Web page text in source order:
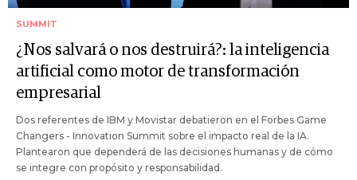
SUMMIT
¿Nos salvará o nos destruirá?: la inteligencia
artificial como motor de transformación
empresarial
Dos referentes de IBM y Movistar debatieron en el Forbes Game
Changers - Innovation Summit sobre el impacto real de la IA.
Plantearon que dependerá de las decisiones humanas y de cómo
se integre con propósito y responsabilidad.